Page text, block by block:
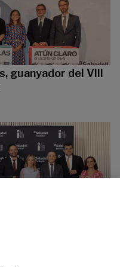
guanyador del VIII
a dos
l’edició del